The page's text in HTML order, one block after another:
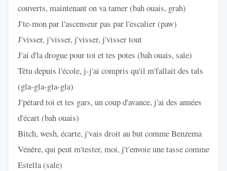
couverts, maintenant on va tamer (bah ouais, grah)
J'te-mon par l'ascenseur pas par l'escalier (paw)
J'visser, j'visser, j'visser, j'visser tout
J'ai d'la drogue pour toi et tes potes (bah ouais, sale)
Têtu depuis l'école, j-j'ai compris qu'il m'fallait des tals
(gla-gla-gla-gla)
J'pétard toi et tes gars, un coup d'avance, j'ai des années
d'écart (bah ouais)
Bitch, wesh, écarte, j'vais droit au but comme Benzema
Vénère, qui peut m'tester, moi, j't'envoie une tasse comme
Estella (sale)